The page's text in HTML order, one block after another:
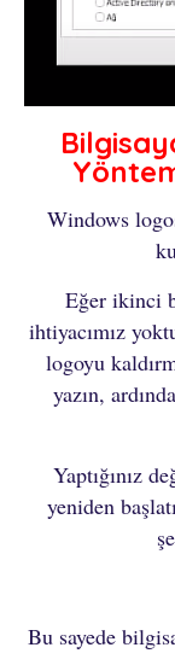
Windows
Eğer ikinci
ihtiyacımız
logoyu
yazın,
Yaptığınız
yeniden
Bu sayede